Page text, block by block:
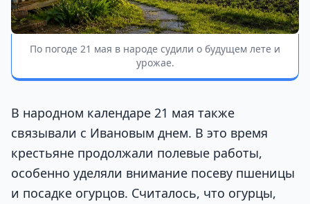
По погоде 21 мая в народе судили о будущем лете и
урожае.
В народном календаре 21 мая также
связывали с Ивановым днем. В это время
крестьяне продолжали полевые работы,
особенно уделяли внимание посеву пшеницы
и посадке огурцов. Считалось, что огурцы,